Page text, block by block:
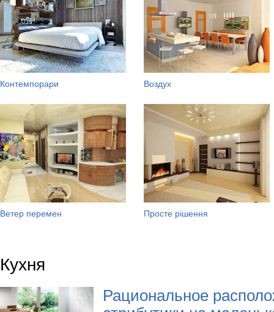
Контемпорари Воздух
Ветер перемен Просте рішення
Кухня
Рациональное